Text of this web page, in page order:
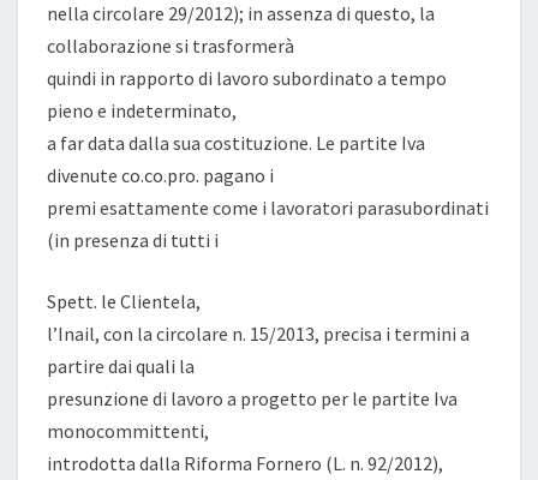
nella circolare 29/2012); in assenza di questo, la
collaborazione si trasformerà
quindi in rapporto di lavoro subordinato a tempo
pieno e indeterminato,
a far data dalla sua costituzione. Le partite Iva
divenute co.co.pro. pagano i
premi esattamente come i lavoratori parasubordinati
(in presenza di tutti i
Spett. le Clientela,
l’Inail, con la circolare n. 15/2013, precisa i termini a
partire dai quali la
presunzione di lavoro a progetto per le partite Iva
monocommittenti,
introdotta dalla Riforma Fornero (L. n. 92/2012),